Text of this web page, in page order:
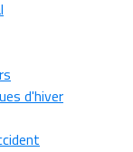
d'hiver